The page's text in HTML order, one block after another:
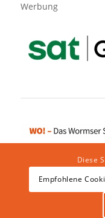
Werbung
Impressum|
Diese
Empfohlene